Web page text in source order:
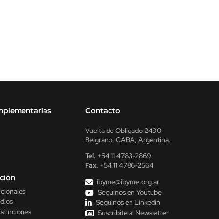
Contacto
Vuelta de Obligado 2490
Belgrano, CABA, Argentina.
Tel. +54 11 4783-2869
Fax. +54 11 4786-2564
ibyme@ibyme.org.ar
Seguinos en Youtube
Seguinos en Linkedin
Suscribite al Newsletter